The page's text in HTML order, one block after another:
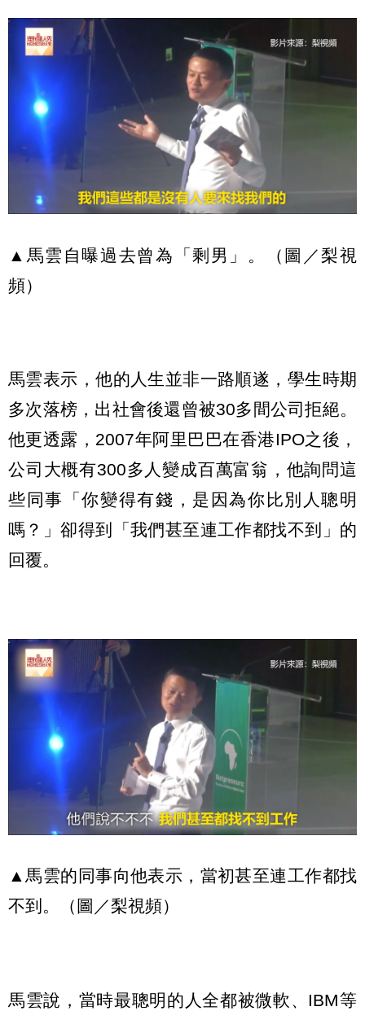
▲馬雲自曝過去曾為「剩男」。（圖／梨視
頻）
馬雲表示，他的人生並非一路順遂，學生時期
多次落榜，出社會後還曾被30多間公司拒絕。
他更透露，2007年阿里巴巴在香港IPO之後，
公司大概有300多人變成百萬富翁，他詢問這
些同事「你變得有錢，是因為你比別人聰明
嗎？」卻得到「我們甚至連工作都找不到」的
回覆。
▲馬雲的同事向他表示，當初甚至連工作都找
不到。（圖／梨視頻）
馬雲說，當時最聰明的人全都被微軟、IBM等